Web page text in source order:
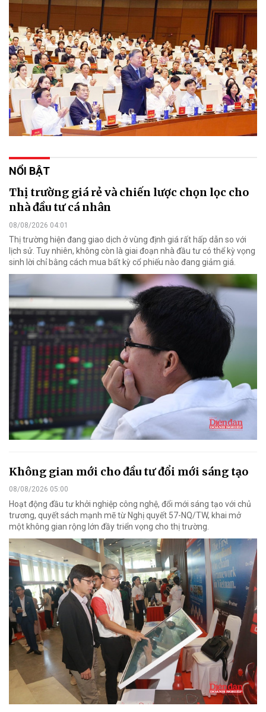
NỔI BẬT
Thị trường giá rẻ và chiến lược chọn lọc cho
nhà đầu tư cá nhân
08/08/2026 04:01
Thị trường hiện đang giao dịch ở vùng định giá rất hấp dẫn so với
lịch sử. Tuy nhiên, không còn là giai đoạn nhà đầu tư có thể kỳ vọng
sinh lời chỉ bằng cách mua bất kỳ cổ phiếu nào đang giảm giá.
Không gian mới cho đầu tư đổi mới sáng tạo
08/08/2026 05:00
Hoạt động đầu tư khởi nghiệp công nghệ, đổi mới sáng tạo với chủ
trương, quyết sách mạnh mẽ từ Nghị quyết 57-NQ/TW, khai mở
một không gian rộng lớn đầy triển vọng cho thị trường.